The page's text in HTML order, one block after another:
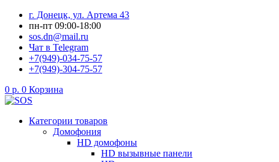
Перейти
содержимому
г. Донецк, ул. Артема 43
пн-пт 09:00-18:00
sos.dn@mail.ru
Чат в Telegram
+7(949)-034-75-57
+7(949)-304-75-57
0 р. 0 Корзина
Категории товаров
Домофония
HD домофоны
HD вызывные панели